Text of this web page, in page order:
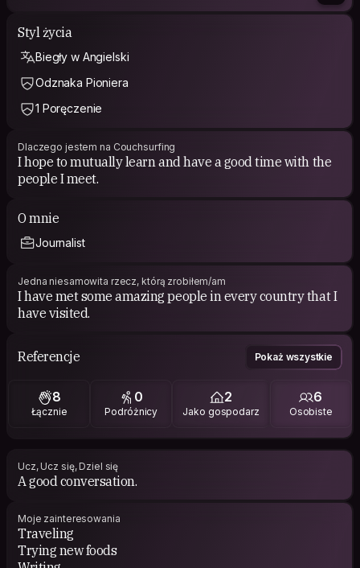
Styl życia
Biegły w Angielski
Odznaka Pioniera
1 Poręczenie
Dlaczego jestem na Couchsurfing
I hope to mutually learn and have a good time with the
people I meet.
O mnie
Journalist
Jedna niesamowita rzecz, którą zrobiłem/am
I have met some amazing people in every country that I
have visited.
Referencje Pokaż wszystkie
8
Łącznie
0
Podróżnicy
2
Jako gospodarz
6
Osobiste
Ucz, Ucz się, Dziel się
A good conversation.
Moje zainteresowania
Traveling
Trying new foods